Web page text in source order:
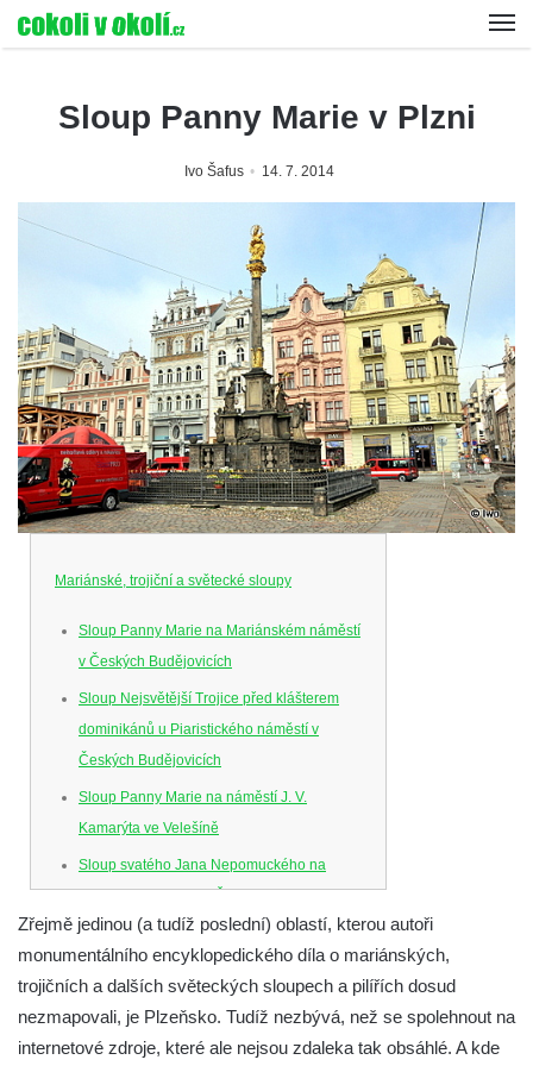
Sloup Panny Marie v Plzni
Ivo Šafus 14. 7. 2014
Mariánské, trojiční a světecké sloupy
Sloup Panny Marie na Mariánském náměstí
v Českých Budějovicích
Sloup Nejsvětější Trojice před klášterem
dominikánů u Piaristického náměstí v
Českých Budějovicích
Sloup Panny Marie na náměstí J. V.
Kamarýta ve Velešíně
Sloup svatého Jana Nepomuckého na
náměstí J. Gurreho v Římově
Sloup Nejsvětější Trojice v Mirošovicích
Sloup se sochou Bolestného Krista (Ecce
Homo) na zahradě zámku Chrámce
Zřejmě jedinou (a tudíž poslední) oblastí, kterou autoři
monumentálního encyklopedického díla o mariánských,
trojičních a dalších světeckých sloupech a pilířích dosud
nezmapovali, je Plzeňsko. Tudíž nezbývá, než se spolehnout na
internetové zdroje, které ale nejsou zdaleka tak obsáhlé. A kde